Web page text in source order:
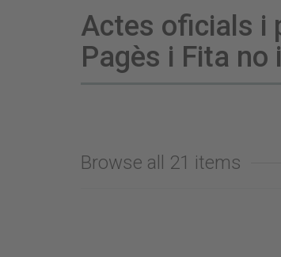
Actes oficials i
Pagès i Fita
Browse all 21 items